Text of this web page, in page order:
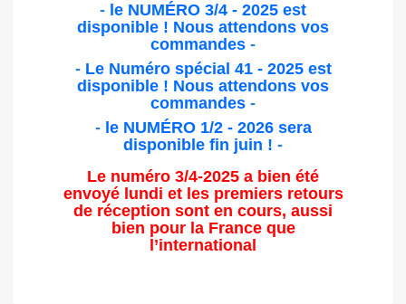
- le NUMÉRO 3/4 - 2025 est
disponible ! Nous attendons vos
commandes -
- Le Numéro spécial 41 - 2025 est
disponible ! Nous attendons vos
commandes -
- le NUMÉRO 1/2 - 2026 sera
disponible fin juin ! -
Le numéro 3/4-2025 a bien été
envoyé lundi et les premiers retours
de réception sont en cours, aussi
bien pour la France que
l’international